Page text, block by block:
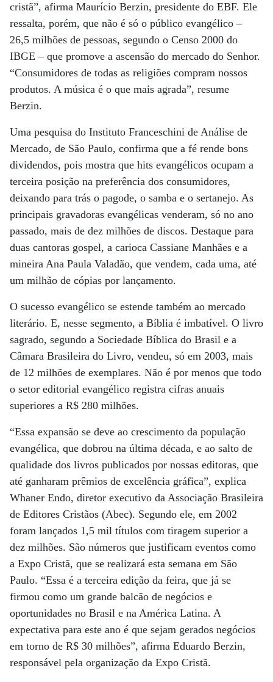
cristã”, afirma Maurício Berzin, presidente do EBF. Ele
ressalta, porém, que não é só o público evangélico –
26,5 milhões de pessoas, segundo o Censo 2000 do
IBGE – que promove a ascensão do mercado do Senhor.
“Consumidores de todas as religiões compram nossos
produtos. A música é o que mais agrada”, resume
Berzin.
Uma pesquisa do Instituto Franceschini de Análise de
Mercado, de São Paulo, confirma que a fé rende bons
dividendos, pois mostra que hits evangélicos ocupam a
terceira posição na preferência dos consumidores,
deixando para trás o pagode, o samba e o sertanejo. As
principais gravadoras evangélicas venderam, só no ano
passado, mais de dez milhões de discos. Destaque para
duas cantoras gospel, a carioca Cassiane Manhães e a
mineira Ana Paula Valadão, que vendem, cada uma, até
um milhão de cópias por lançamento.
O sucesso evangélico se estende também ao mercado
literário. E, nesse segmento, a Bíblia é imbatível. O livro
sagrado, segundo a Sociedade Bíblica do Brasil e a
Câmara Brasileira do Livro, vendeu, só em 2003, mais
de 12 milhões de exemplares. Não é por menos que todo
o setor editorial evangélico registra cifras anuais
superiores a R$ 280 milhões.
“Essa expansão se deve ao crescimento da população
evangélica, que dobrou na última década, e ao salto de
qualidade dos livros publicados por nossas editoras, que
até ganharam prêmios de excelência gráfica”, explica
Whaner Endo, diretor executivo da Associação Brasileira
de Editores Cristãos (Abec). Segundo ele, em 2002
foram lançados 1,5 mil títulos com tiragem superior a
dez milhões. São números que justificam eventos como
a Expo Cristã, que se realizará esta semana em São
Paulo. “Essa é a terceira edição da feira, que já se
firmou como um grande balcão de negócios e
oportunidades no Brasil e na América Latina. A
expectativa para este ano é que sejam gerados negócios
em torno de R$ 30 milhões”, afirma Eduardo Berzin,
responsável pela organização da Expo Cristã.